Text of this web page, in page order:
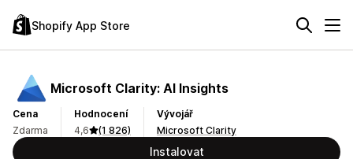
Shopify App Store
Microsoft Clarity: AI Insights
Cena
Zdarma
Hodnocení
4,6
(1 826)
Vývojář
Microsoft Clarity
Instalovat